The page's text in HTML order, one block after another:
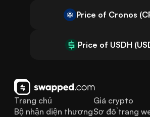
Price of Cronos
Price of USDH
Trang chủ
Bộ nhận diện thương
Giá crypto
Sơ đồ trang